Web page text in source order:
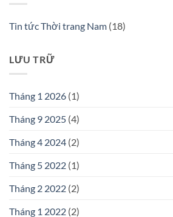
Tin tức Thời trang Nam (18)
LƯU TRỮ
Tháng 1 2026 (1)
Tháng 9 2025 (4)
Tháng 4 2024 (2)
Tháng 5 2022 (1)
Tháng 2 2022 (2)
Tháng 1 2022 (2)